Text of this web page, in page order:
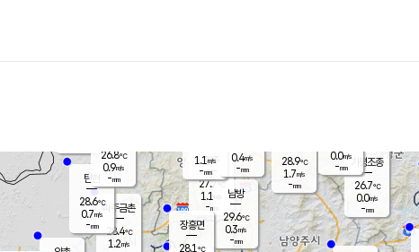
양주
27.7℃
1.1
-mm
파주금촌
28.4℃
1.2m/s
가평조종
26.7℃
0.0m/s
-mm
28.9℃
1.7m/s
-mm
탄현
28.6℃
0.7m/s
-mm
0.0m/s
-mm
남방
29.6℃
0.3m/s
-mm
장흥면
28.1℃
1.1 m/s
-mm
26.8℃
0.9m/s
-mm
0.4m/s
-mm